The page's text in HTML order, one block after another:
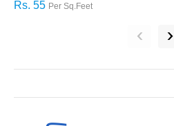
Rs. 55 Per Sq.Feet
‹ ›